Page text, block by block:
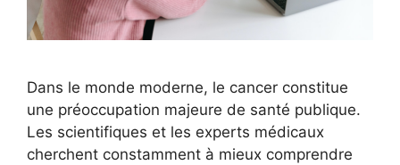
Dans le monde moderne, le cancer constitue
une préoccupation majeure de santé publique.
Les scientifiques et les experts médicaux
cherchent constamment à mieux comprendre